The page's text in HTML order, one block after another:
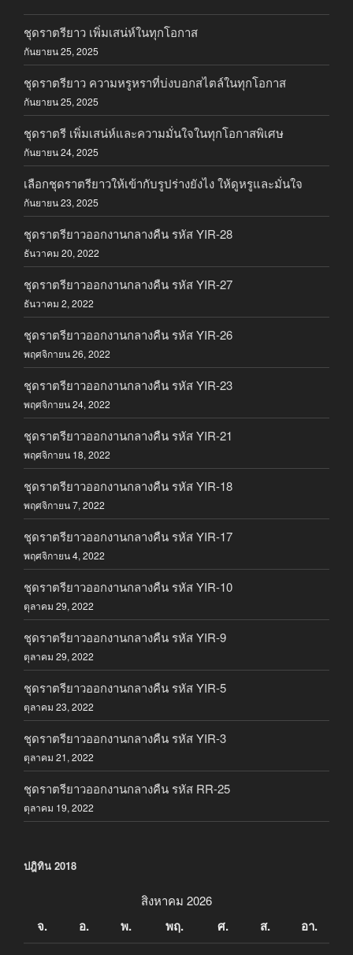
ชุดราตรียาว เพิ่มเสน่ห์ในทุกโอกาส
กันยายน 25, 2025
ชุดราตรียาว ความหรูหราที่บ่งบอกสไตล์ในทุกโอกาส
กันยายน 25, 2025
ชุดราตรี เพิ่มเสน่ห์และความมั่นใจในทุกโอกาสพิเศษ
กันยายน 24, 2025
เลือกชุดราตรียาวให้เข้ากับรูปร่างยังไง ให้ดูหรูและมั่นใจ
กันยายน 23, 2025
ชุดราตรียาวออกงานกลางคืน รหัส YIR-28
ธันวาคม 20, 2022
ชุดราตรียาวออกงานกลางคืน รหัส YIR-27
ธันวาคม 2, 2022
ชุดราตรียาวออกงานกลางคืน รหัส YIR-26
พฤศจิกายน 26, 2022
ชุดราตรียาวออกงานกลางคืน รหัส YIR-23
พฤศจิกายน 24, 2022
ชุดราตรียาวออกงานกลางคืน รหัส YIR-21
พฤศจิกายน 18, 2022
ชุดราตรียาวออกงานกลางคืน รหัส YIR-18
พฤศจิกายน 7, 2022
ชุดราตรียาวออกงานกลางคืน รหัส YIR-17
พฤศจิกายน 4, 2022
ชุดราตรียาวออกงานกลางคืน รหัส YIR-10
ตุลาคม 29, 2022
ชุดราตรียาวออกงานกลางคืน รหัส YIR-9
ตุลาคม 29, 2022
ชุดราตรียาวออกงานกลางคืน รหัส YIR-5
ตุลาคม 23, 2022
ชุดราตรียาวออกงานกลางคืน รหัส YIR-3
ตุลาคม 21, 2022
ชุดราตรียาวออกงานกลางคืน รหัส RR-25
ตุลาคม 19, 2022
ปฎิทิน 2018
สิงหาคม 2026
จ. อ. พ. พฤ. ศ. ส. อา.